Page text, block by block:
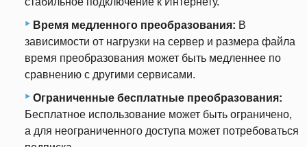
Время медленного преобразования: В
зависимости от нагрузки на сервер и размера файла
время преобразования может быть медленнее по
сравнению с другими сервисами.
Ограниченные бесплатные преобразования:
Бесплатное использование может быть ограничено,
а для неограниченного доступа может потребоваться